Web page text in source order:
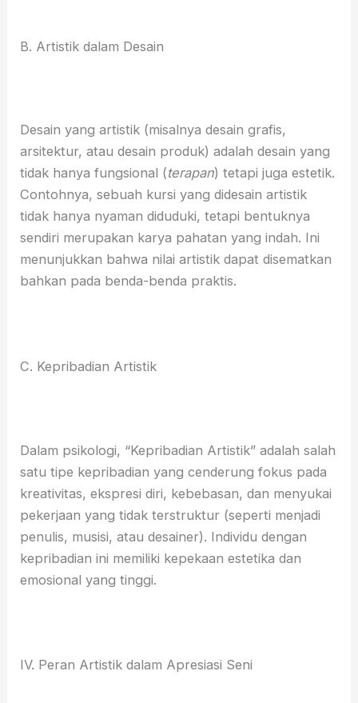
B. Artistik dalam Desain
Desain yang artistik (misalnya desain grafis,
arsitektur, atau desain produk) adalah desain yang
tidak hanya fungsional (terapan) tetapi juga estetik.
Contohnya, sebuah kursi yang didesain artistik
tidak hanya nyaman diduduki, tetapi bentuknya
sendiri merupakan karya pahatan yang indah. Ini
menunjukkan bahwa nilai artistik dapat disematkan
bahkan pada benda-benda praktis.
C. Kepribadian Artistik
Dalam psikologi, “Kepribadian Artistik” adalah salah
satu tipe kepribadian yang cenderung fokus pada
kreativitas, ekspresi diri, kebebasan, dan menyukai
pekerjaan yang tidak terstruktur (seperti menjadi
penulis, musisi, atau desainer). Individu dengan
kepribadian ini memiliki kepekaan estetika dan
emosional yang tinggi.
IV. Peran Artistik dalam Apresiasi Seni